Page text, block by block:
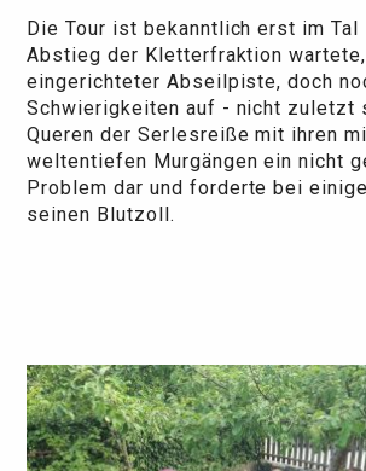
Die Tour ist bekanntlich erst im Tal
Abstieg der Kletterfraktion
eingerichteter Abseilpiste, doch
Schwierigkeiten auf - nicht zuletzt
Queren der Serlesreiße mit ihren
weltentiefen Murgängen ein nicht
Problem dar und forderte bei
seinen Blutzoll.